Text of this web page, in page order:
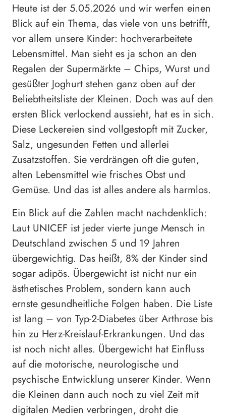
Heute ist der 5.05.2026 und wir werfen einen
Blick auf ein Thema, das viele von uns betrifft,
vor allem unsere Kinder: hochverarbeitete
Lebensmittel. Man sieht es ja schon an den
Regalen der Supermärkte – Chips, Wurst und
gesüßter Joghurt stehen ganz oben auf der
Beliebtheitsliste der Kleinen. Doch was auf den
ersten Blick verlockend aussieht, hat es in sich.
Diese Leckereien sind vollgestopft mit Zucker,
Salz, ungesunden Fetten und allerlei
Zusatzstoffen. Sie verdrängen oft die guten,
alten Lebensmittel wie frisches Obst und
Gemüse. Und das ist alles andere als harmlos.
Ein Blick auf die Zahlen macht nachdenklich:
Laut UNICEF ist jeder vierte junge Mensch in
Deutschland zwischen 5 und 19 Jahren
übergewichtig. Das heißt, 8% der Kinder sind
sogar adipös. Übergewicht ist nicht nur ein
ästhetisches Problem, sondern kann auch
ernste gesundheitliche Folgen haben. Die Liste
ist lang – von Typ-2-Diabetes über Arthrose bis
hin zu Herz-Kreislauf-Erkrankungen. Und das
ist noch nicht alles. Übergewicht hat Einfluss
auf die motorische, neurologische und
psychische Entwicklung unserer Kinder. Wenn
die Kleinen dann auch noch zu viel Zeit mit
digitalen Medien verbringen, droht die